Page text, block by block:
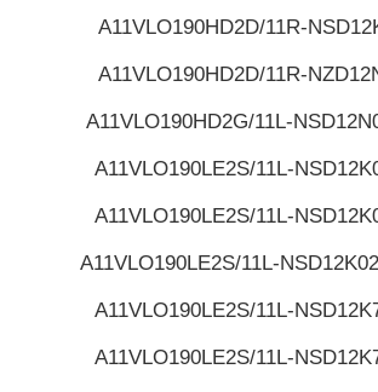
A11VLO190HD2D/11R-
A11VLO190HD2D/11R-
A11VLO190HD2G/11L-
A11VLO190LE2S/11L-
A11VLO190LE2S/11L-
A11VLO190LE2S/11L-
A11VLO190LE2S/11L-
A11VLO190LE2S/11L-